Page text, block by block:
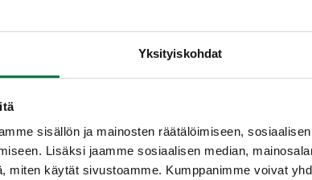
Yksityiskohdat
sisällön ja mainosten räätälöimiseen,
Lisäksi jaamme sosiaalisen median,
miten käytät sivustoamme. Kumppanimme voivat